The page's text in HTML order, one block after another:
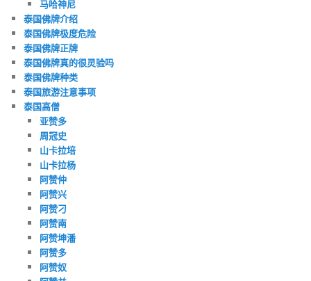
马哈神尼
泰国佛牌介绍
泰国佛牌极度危险
泰国佛牌正牌
泰国佛牌真的很灵验吗
泰国佛牌种类
泰国旅游注意事项
泰国高僧
亚赞多
周冠史
山卡拉培
山卡拉杨
阿赞仲
阿赞兴
阿赞刁
阿赞南
阿赞坤潘
阿赞多
阿赞奴